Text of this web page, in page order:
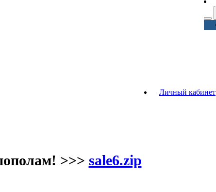
Личный кабинет
>>> sale6.zip